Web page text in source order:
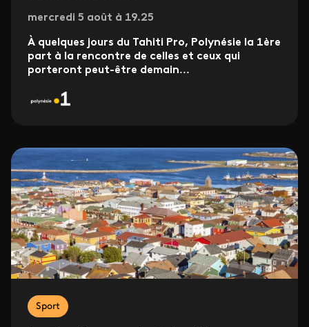
mercredi 5 août à 19.25
À quelques jours du Tahiti Pro, Polynésie la 1ère
part à la rencontre de celles et ceux qui
porteront peut-être demain...
Sport